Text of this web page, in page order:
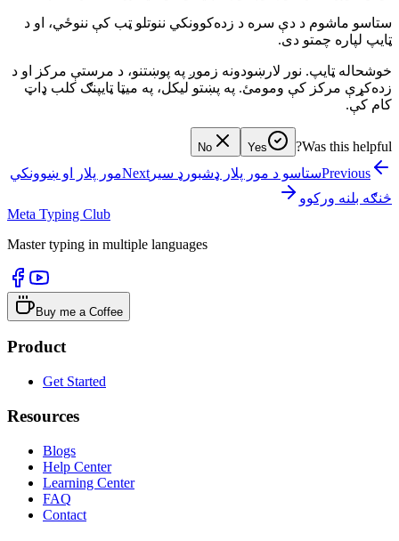
ستاسو ماشوم د دې سره د زده‌کوونکي ننوتلو ټب کې ننوځي، او د
ټایپ لپاره چمتو دی.
خوشحاله ټایپ. نور لارښودونه زموږ په پوښتنو، د مرستې مرکز او د
زده‌کړې مرکز کې ومومئ. په پښتو لیکل، په میټا ټایپنګ کلب ډاټ
کام کې.
Was this helpful?
Yes
No
Previousستاسو د مور پلار ډشبورډ سیر Nextمور پلار او ښوونکي
څنګه بلنه ورکوو
Meta Typing Club
Master typing in multiple languages
Buy me a Coffee
Product
Get Started
Resources
Blogs
Help Center
Learning Center
FAQ
Contact